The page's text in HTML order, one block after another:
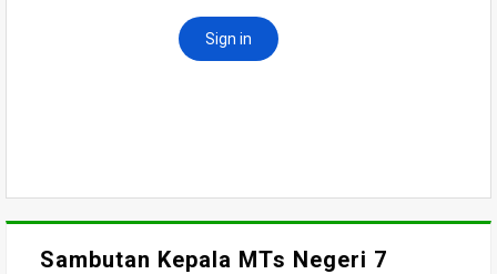
Sambutan Kepala MTs Negeri 7